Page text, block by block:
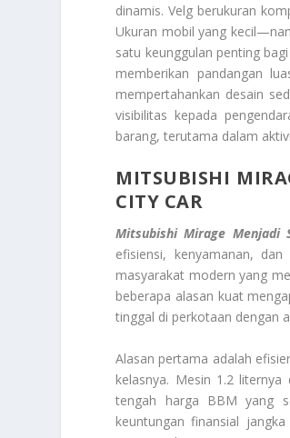
dinamis. Velg berukuran
Ukuran mobil yang
satu keunggulan penting
memberikan pandangan
mempertahankan desain
visibilitas kepada
barang, terutama dalam
MITSUBISHI
CITY CAR
Mitsubishi Mirage Menjadi
efisiensi, kenyamanan,
masyarakat modern yang
beberapa alasan kuat
tinggal di perkotaan dengan
Alasan pertama adalah
kelasnya. Mesin 1.2
tengah harga BBM yang
keuntungan finansial